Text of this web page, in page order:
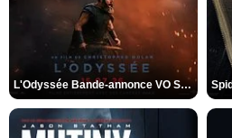
L'Odyssée Bande-annonce VO STFR